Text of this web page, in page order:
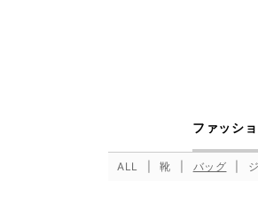
ファッシ
ALL 靴 バッグ